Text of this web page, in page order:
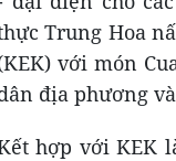
Trung Hoa
với món
địa phương
hợp với KEK